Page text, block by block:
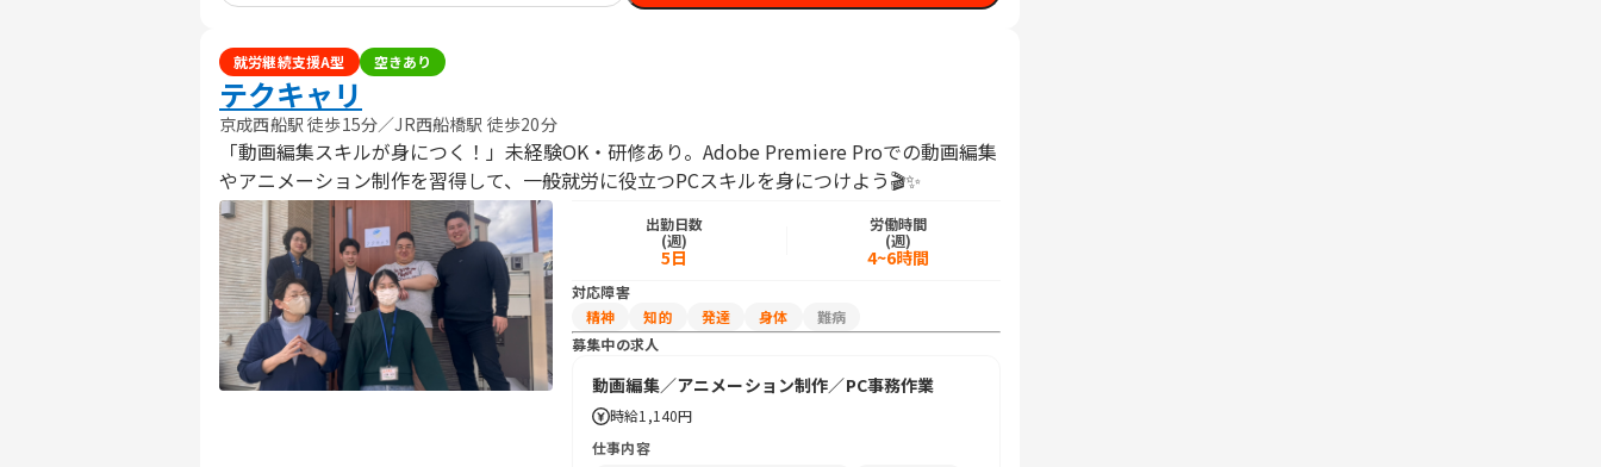
就労継続支援A型 空きあり
テクキャリ
京成西船駅 徒歩15分／JR西船橋駅 徒歩20分
「動画編集スキルが身につく！」未経験OK・研修あり。Adobe Premiere Proでの動画編集
やアニメーション制作を習得して、一般就労に役立つPCスキルを身につけよう🎬✨
出勤日数
(週)
5日
労働時間
(週)
4~6時間
対応障害
精神
知的 発達 身体
難病
募集中の求人
動画編集／アニメーション制作／PC事務作業
時給1,140円
仕事内容